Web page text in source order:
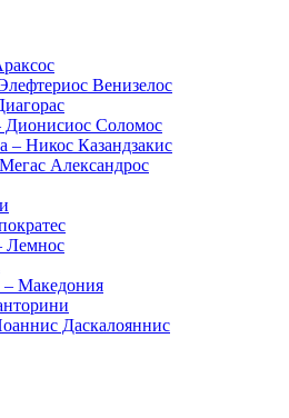
Венизелос
Дионисиос Соломос
– Никос Казандзакис
Александрос
Лемнос
Македония
Даскалояннис